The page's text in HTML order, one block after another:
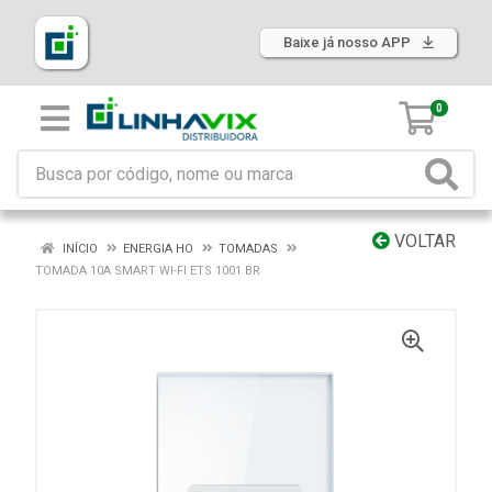
Baixe já nosso APP
0
VOLTAR
INÍCIO ENERGIA HO
TOMADAS
TOMADA 10A SMART WI-FI ETS 1001 BR